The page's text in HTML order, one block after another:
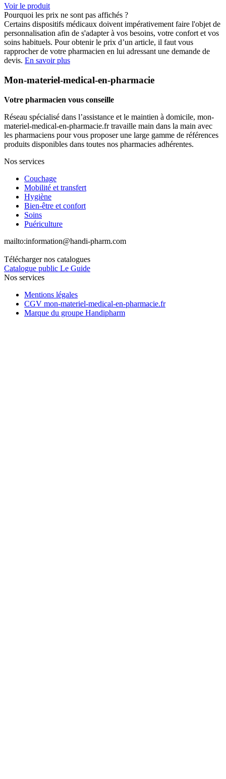
Voir le produit
Pourquoi les prix ne sont pas affichés ?
Certains dispositifs médicaux doivent impérativement faire l'objet de
personnalisation afin de s'adapter à vos besoins, votre confort et vos
soins habituels. Pour obtenir le prix d’un article, il faut vous
rapprocher de votre pharmacien en lui adressant une demande de
devis. En savoir plus
Mon-materiel-medical-en-pharmacie
Votre pharmacien vous conseille
Réseau spécialisé dans l’assistance et le maintien à domicile, mon-
materiel-medical-en-pharmacie.fr travaille main dans la main avec
les pharmaciens pour vous proposer une large gamme de références
produits disponibles dans toutes nos pharmacies adhérentes.
Nos services
Couchage
Mobilité et transfert
Hygiène
Bien-être et confort
Soins
Puériculture
mailto:information@handi-pharm.com
Télécharger nos catalogues
Catalogue public Le Guide
Nos services
Mentions légales
CGV mon-materiel-medical-en-pharmacie.fr
Marque du groupe Handipharm